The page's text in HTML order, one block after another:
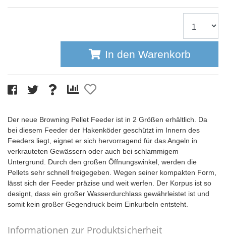
In den Warenkorb
Der neue Browning Pellet Feeder ist in 2 Größen erhältlich. Da
bei diesem Feeder der Hakenköder geschützt im Innern des
Feeders liegt, eignet er sich hervorragend für das Angeln in
verkrauteten Gewässern oder auch bei schlammigem
Untergrund. Durch den großen Öffnungswinkel, werden die
Pellets sehr schnell freigegeben. Wegen seiner kompakten Form,
lässt sich der Feeder präzise und weit werfen. Der Korpus ist so
designt, dass ein großer Wasserdurchlass gewährleistet ist und
somit kein großer Gegendruck beim Einkurbeln entsteht.
Informationen zur Produktsicherheit